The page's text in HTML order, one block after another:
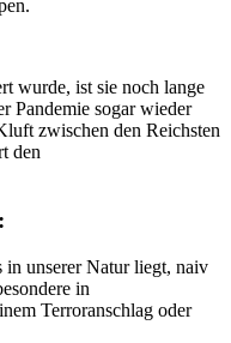
wurde, ist sie noch lange
Pandemie sogar wieder
zwischen den Reichsten
den
in unserer Natur liegt, naiv
in
Terroranschlag oder